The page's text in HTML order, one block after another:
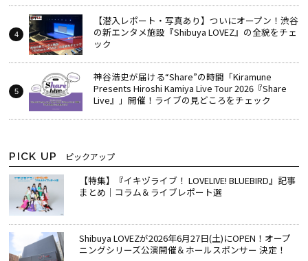
【潜入レポート・写真あり】ついにオープン！渋谷
の新エンタメ施設『Shibuya LOVEZ』の全貌をチェ
ック
神谷浩史が届ける“Share”の時間――「Kiramune
Presents Hiroshi Kamiya Live Tour 2026『Share
Live』」開催！ライブの見どころをチェック
PICK UP ピックアップ
【特集】『イキヅライブ！ LOVELIVE! BLUEBIRD』記事
まとめ│コラム＆ライブレポート選
Shibuya LOVEZが2026年6月27日(土)にOPEN！オープ
ニングシリーズ公演開催＆ホールスポンサー 決定！